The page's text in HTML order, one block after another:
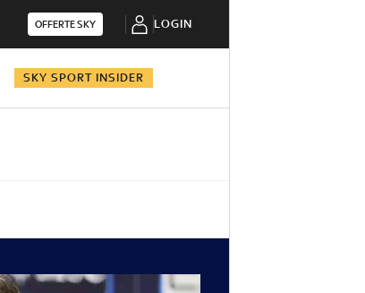
OFFERTE SKY LOGIN
SKY SPORT INSIDER